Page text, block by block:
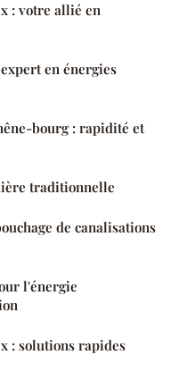
: votre allié en
en énergies
bourg : rapidité et
traditionnelle
de canalisations
l'énergie
: solutions rapides